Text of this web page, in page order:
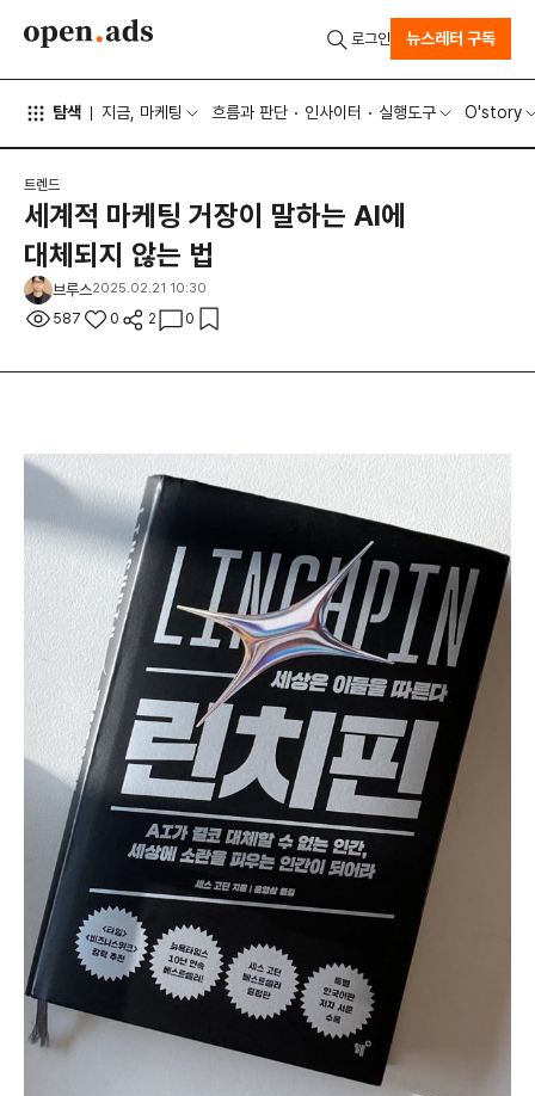
탐색 지금, 마케팅 흐름과 판단 인사이터 실행도구 O'story
로그인 뉴스레터 구독
트렌드
세계적 마케팅 거장이 말하는 AI에
대체되지 않는 법
브루스2025.02.21 10:30
587 0 2 0